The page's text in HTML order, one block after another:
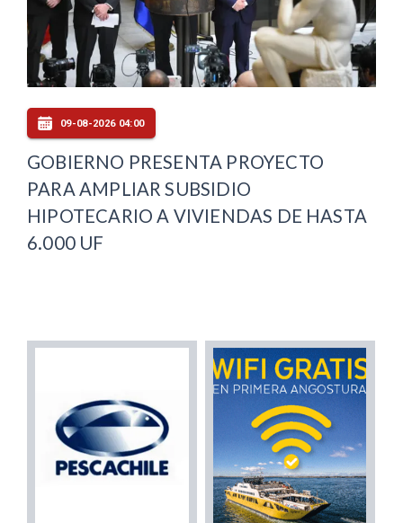
09-08-2026 04:00
GOBIERNO PRESENTA PROYECTO
PARA AMPLIAR SUBSIDIO
HIPOTECARIO A VIVIENDAS DE HASTA
6.000 UF